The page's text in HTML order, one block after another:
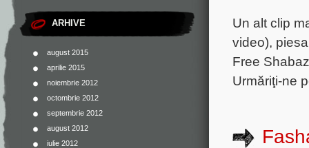
ARHIVE
august 2015
aprilie 2015
noiembrie 2012
octombrie 2012
septembrie 2012
august 2012
iulie 2012
Un alt clip
video),
Free
Urmăriţi-ne